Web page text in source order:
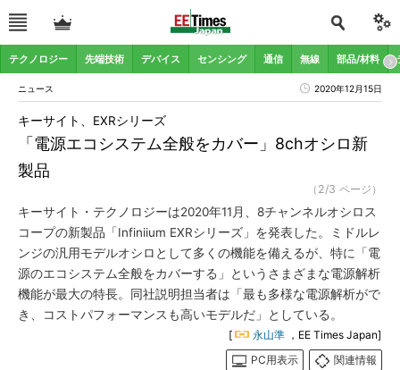
テクノロジー 先端技術 デバイス センシング 通信 無線 部品/材料
ニュース 2020年12月15日
「電源エコシステム全般をカバー」8chオシロ新
製品
キーサイト、EXRシリーズ
（2/3 ページ）
キーサイト・テクノロジーは2020年11月、8チャンネルオシロス
コープの新製品「Infiniium EXRシリーズ」を発表した。ミドルレ
ンジの汎用モデルオシロとして多くの機能を備えるが、特に「電
源のエコシステム全般をカバーする」というさまざまな電源解析
機能が最大の特長。同社説明担当者は「最も多様な電源解析がで
き、コストパフォーマンスも高いモデルだ」としている。
[ 永山準 ，EE Times Japan]
PC用表示
関連情報